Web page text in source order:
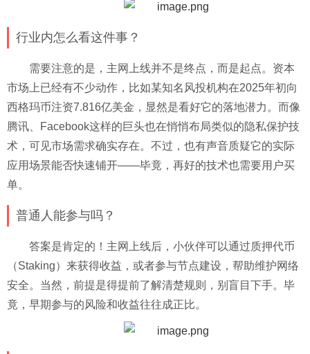
行业内怎么看这件事？
需要注意的是，主网上线并不是终点，而是起点。资本
市场上已经有不少动作，比如某知名风投机构在2025年初向
西格玛币注资7.816亿美金，显然是看好它的落地潜力。而像
腾讯、Facebook这样的巨头也在悄悄布局类似的隐私保护技
术，可见市场需求确实存在。不过，也有声音质疑它的实际
应用场景能否快速铺开——毕竟，再好的技术也需要用户买
单。
普通人能参与吗？
答案是肯定的！主网上线后，小伙伴可以通过质押代币
（Staking）来获得收益，或者参与节点建设，帮助维护网络
安全。当然，前提是得提前了解清楚规则，别盲目下手。毕
竟，早期参与的风险和收益往往成正比。